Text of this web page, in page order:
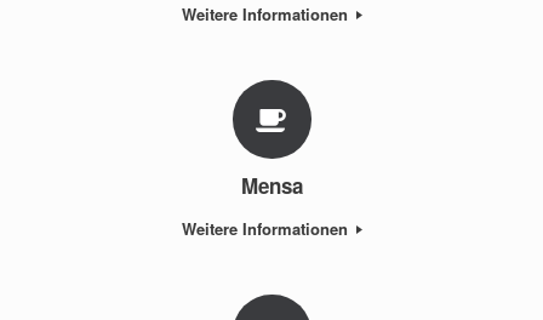
Weitere Informationen
Mensa
Weitere Informationen